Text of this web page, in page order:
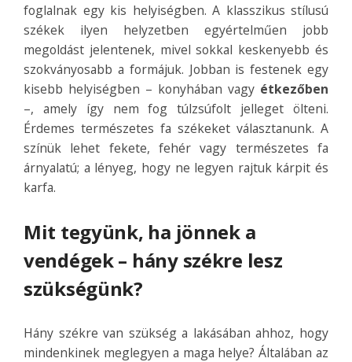
foglalnak egy kis helyiségben. A klasszikus stílusú
székek ilyen helyzetben egyértelműen jobb
megoldást jelentenek, mivel sokkal keskenyebb és
szokványosabb a formájuk. Jobban is festenek egy
kisebb helyiségben – konyhában vagy étkezőben
–, amely így nem fog túlzsúfolt jelleget ölteni.
Érdemes természetes fa székeket választanunk. A
színük lehet fekete, fehér vagy természetes fa
árnyalatú; a lényeg, hogy ne legyen rajtuk kárpit és
karfa.
Mit tegyünk, ha jönnek a
vendégek – hány székre lesz
szükségünk?
Hány székre van szükség a lakásában ahhoz, hogy
mindenkinek meglegyen a maga helye? Általában az